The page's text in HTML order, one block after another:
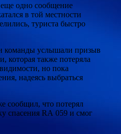
одно сообщение
в той местности
туриста быстро
команды услышали призыв
которая также потеряла
но пока
надеясь выбраться
сообщил, что потерял
спасения RA 059 и смог